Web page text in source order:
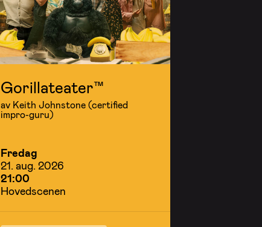
Gorillateater™
av Keith Johnstone (certified
impro-guru)
Fredag
21. aug. 2026
21:00
Hovedscenen